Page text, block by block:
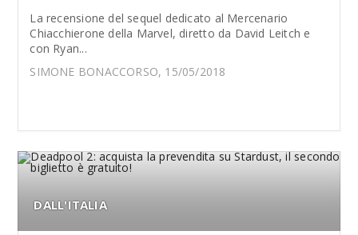
La recensione del sequel dedicato al Mercenario
Chiacchierone della Marvel, diretto da David Leitch e
con Ryan...
SIMONE BONACCORSO, 15/05/2018
DALL'ITALIA